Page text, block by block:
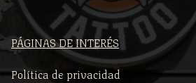
PÁGINAS DE INTERÉS
Política de privacidad